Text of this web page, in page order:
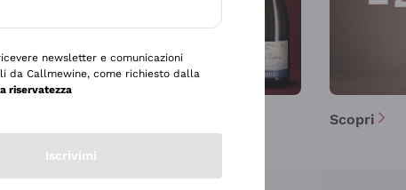
Scopri
per ricevere comunicazioni e offerte personalizzate
newsletter e comunicazioni
da Callmewine, come richiesto dalla
riservatezza
Iscrivimi